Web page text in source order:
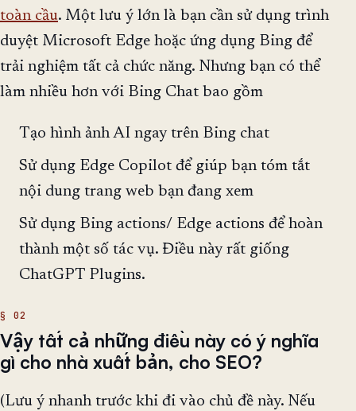
toàn cầu. Một lưu ý lớn là bạn cần sử dụng trình
duyệt Microsoft Edge hoặc ứng dụng Bing để
trải nghiệm tất cả chức năng. Nhưng bạn có thể
làm nhiều hơn với Bing Chat bao gồm
Tạo hình ảnh AI ngay trên Bing chat
Sử dụng Edge Copilot để giúp bạn tóm tắt
nội dung trang web bạn đang xem
Sử dụng Bing actions/ Edge actions để hoàn
thành một số tác vụ. Điều này rất giống
ChatGPT Plugins.
Vậy tất cả những điều này có ý nghĩa
gì cho nhà xuất bản, cho SEO?
(Lưu ý nhanh trước khi đi vào chủ đề này. Nếu